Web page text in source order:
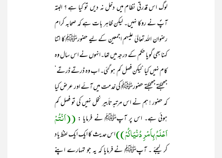
لوگ اس قدرتی نظام میں دخل نہ دیں تو کیا ہے ؟ البتہ
آپؐ نے روکا نہیں۔ لیکن ظاہر بات ہے کہ صحابہ کرام
رضوان اللہ تعالیٰ علیہم اجمعین کے لیے حضورﷺ کا اتنا
کہنا بھی گویا حکم کے درجہ میں تھا۔انہوں نے اس سال وہ
کام نہیں کیا ‘لیکن فصل کم ہو گئی۔ اب وہ ڈرتے ڈرتے‘
جھجکتے جھجکتے حضورﷺ کی خدمت میں آئے اور عرض کیا
کہ حضور ! ہم نے اس مرتبہ تأبیر نخل نہیں کی تو فصل کم
ہوئی ہے۔ اس پر آپﷺ نے فرمایا : ((اَنْتُمْ
اَعْلَمُ بِاَمْرِ دُنْیَاکُمْ))اس حدیث کا ایک ایک لفظ یاد
کر لیجئے ۔ آپﷺ نے فرمایا کہ یہ جو تمہارے اپنے